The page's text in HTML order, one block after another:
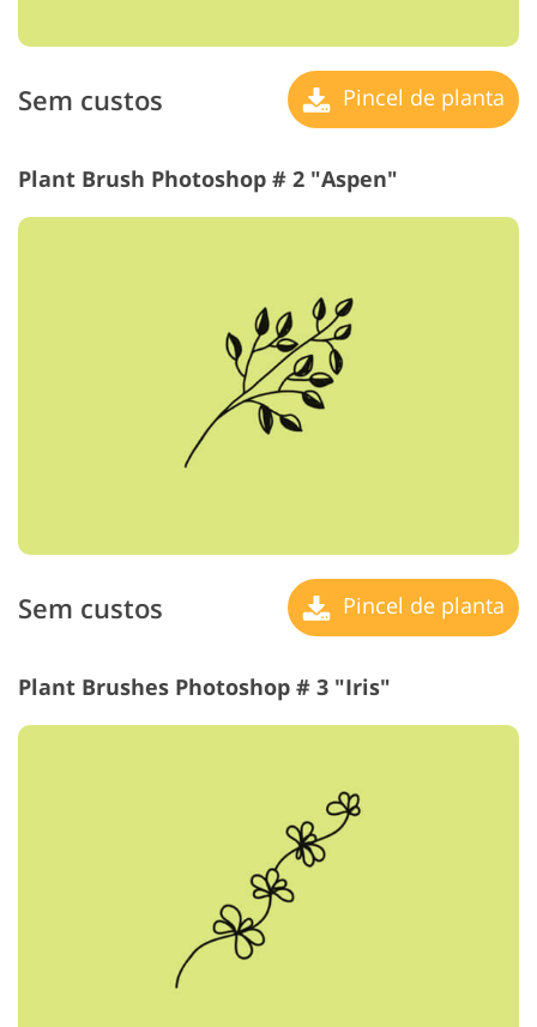
Sem custos Pincel de planta
Plant Brush Photoshop # 2 "Aspen"
Sem custos Pincel de planta
Plant Brushes Photoshop # 3 "Iris"